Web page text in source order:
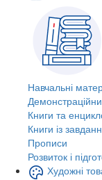
Навчальні
Книги та
Книги із
Прописи
Розвиток і
Художні